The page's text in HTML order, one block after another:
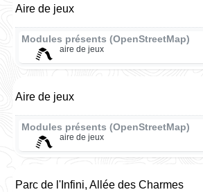
Aire de jeux
Modules présents (OpenStreetMap)
aire de jeux
Aire de jeux
Modules présents (OpenStreetMap)
aire de jeux
Parc de l'Infini, Allée des Charmes